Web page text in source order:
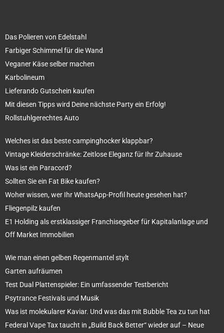
Das Polieren von Edelstahl
Farbiger Schimmel für die Wand
Veganer Käse selber machen
Karbolineum
Lieferando Gutschein kaufen
Mit diesen Tipps wird Deine nächste Party ein Erfolg!
Rollstuhlgerechtes Auto
Welches ist das beste campinghocker klappbar?
Vintage Kleiderschränke: Zeitlose Eleganz für Ihr Zuhause
Was ist ein Paracord?
Sollten Sie ein Fat Bike kaufen?
Woher wissen, wer Ihr WhatsApp-Profil heute gesehen hat?
Fliegenpilz kaufen
E1 Holding als erstklassiger Franchisegeber für Kapitalanlage und
Off Market Immobilien
Wie man einen gelben Regenmantel stylt
Garten aufräumen
Test Dual Plattenspieler: Ein umfassender Testbericht
Psytrance Festivals und Musik
Was ist molekularer Kaviar. Und was das mit Bubble Tea zu tun hat
Federal Vape Tax taucht in „Build Back Better“ wieder auf – Neue